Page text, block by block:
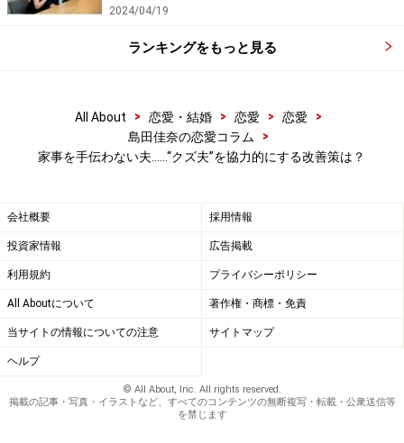
と。そのためには、生活する上で必要な家事を「いつ／
誰が／どのように」やるか、今の2人にとってベストな
「洗濯は夫、料理は妻、掃除は部屋ごとに担当制」でも
よし、すべてを当番制で交互に担当するのでもよし、互
いに無理なくこなせる頻度や内容で振り分けてみましょ
りやらせても挫折しかねないので、まずは「風呂掃除と
洗い物だけ」くらいの分担から。
「気づいたほうがやる」「時間のあるほうが片づける」
くらいのルールで家事を分担できるのは、すでに役割を
認識している上級者向け。初心者の夫には、具体的に担
当を決め「ここはあなたの仕事」と任せたほうが夫自身
も覚えやすくなります。
2024/04/19
ランキングをもっと見る
All About > 恋愛・結婚 > 恋愛 > 恋愛
>
島田佳奈の恋愛コラム
>
家事を手伝わない夫……“クズ夫”を協力的にする改善策は？
会社概要 採用情報
投資家情報 広告掲載
利用規約 プライバシーポリシー
All Aboutについて 著作権・商標・免責
当サイトの情報についての注意 サイトマップ
ヘルプ
© All About, Inc. All rights reserved.
掲載の記事・写真・イラストなど、すべてのコンテンツの無断複写・転載・公衆送信等
を禁じます